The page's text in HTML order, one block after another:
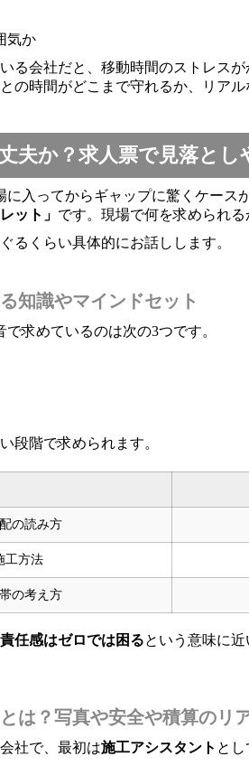
気か
会社だと、移動時間のストレスが
の時間がどこまで守れるか、リアル
夫か？求人票で見落とし
入ってからギャップに驚くケー
ット」 です。現場で何を求められ
るくらい具体的にお話しします。
知識やマインドセット
求めているのは次の3つです。
段階で求められます。
の読み方
工方法
の考え方
任感はゼロでは困るという意味に
は？写真や安全や積算のリ
社で、最初は施工アシスタント と